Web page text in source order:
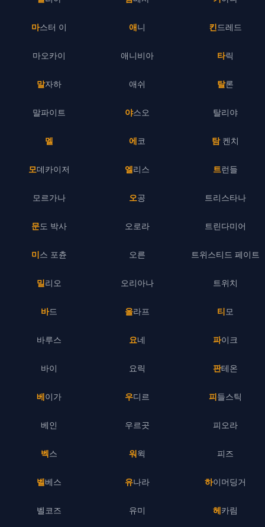
마스터 이
마오카이
말자하
말파이트
멜
모데카이저
모르가나
문도 박사
미스 포츈
밀리오
바드
바루스
바이
베이가
베인
벡스
벨베스
벨코즈
애니
애니비아
애쉬
야스오
에코
엘리스
오공
오로라
오른
오리아나
올라프
요네
요릭
우디르
우르곳
워윅
유나라
유미
킨드레드
타릭
탈론
탈리야
탐 켄치
트런들
트리스타나
트린다미어
트위스티드 페이트
트위치
티모
파이크
판테온
피들스틱
피오라
피즈
하이머딩거
헤카림